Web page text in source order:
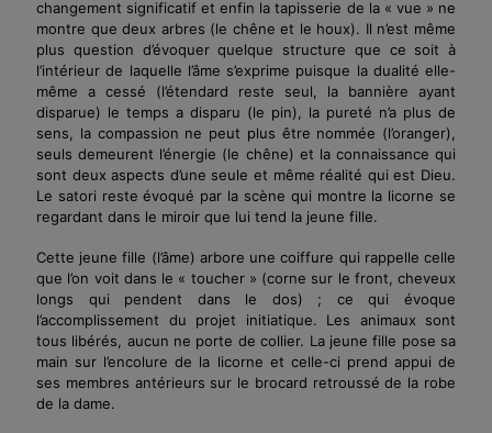
changement significatif et enfin la tapisserie de la « vue » ne
montre que deux arbres (le chêne et le houx). Il n’est même
plus question d’évoquer quelque structure que ce soit à
l’intérieur de laquelle l’âme s’exprime puisque la dualité elle-
même a cessé (l’étendard reste seul, la bannière ayant
disparue) le temps a disparu (le pin), la pureté n’a plus de
sens, la compassion ne peut plus être nommée (l’oranger),
seuls demeurent l’énergie (le chêne) et la connaissance qui
sont deux aspects d’une seule et même réalité qui est Dieu.
Le satori reste évoqué par la scène qui montre la licorne se
regardant dans le miroir que lui tend la jeune fille.
Cette jeune fille (l’âme) arbore une coiffure qui rappelle celle
que l’on voit dans le « toucher » (corne sur le front, cheveux
longs qui pendent dans le dos) ; ce qui évoque
l’accomplissement du projet initiatique. Les animaux sont
tous libérés, aucun ne porte de collier. La jeune fille pose sa
main sur l’encolure de la licorne et celle-ci prend appui de
ses membres antérieurs sur le brocard retroussé de la robe
de la dame.